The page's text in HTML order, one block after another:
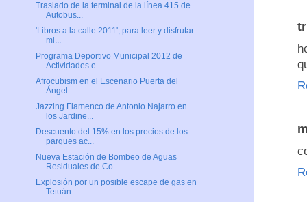
Traslado de la terminal de la línea 415 de
Autobus...
'Libros a la calle 2011', para leer y disfrutar
mi...
Programa Deportivo Municipal 2012 de
Actividades e...
Afrocubism en el Escenario Puerta del
Ángel
Jazzing Flamenco de Antonio Najarro en
los Jardine...
Descuento del 15% en los precios de los
parques ac...
Nueva Estación de Bombeo de Aguas
Residuales de Co...
Explosión por un posible escape de gas en
Tetuán